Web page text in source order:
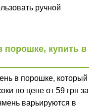
ручной
порошке, купить в
в порошке, который
по цене от 59 грн за
варьируются в